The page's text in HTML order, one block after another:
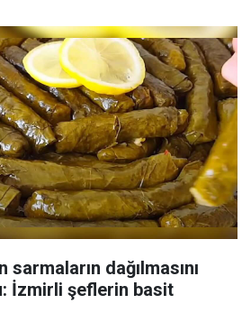
dağılmasını
İzmirli şeflerin basit